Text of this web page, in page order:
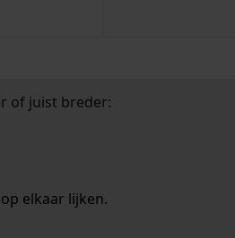
of juist breder:
elkaar lijken.